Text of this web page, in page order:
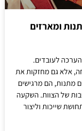
ומארזים
לעובדים.
אלא גם מחזקות את
מתנות, הם מרגישים
של הצוות. השקעה
שייכות וליצור